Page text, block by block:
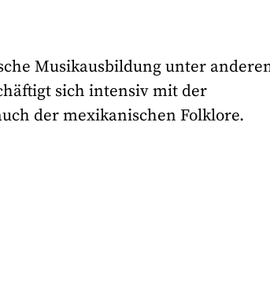
Musikausbildung unter
sich intensiv mit der
der mexikanischen Folklore.